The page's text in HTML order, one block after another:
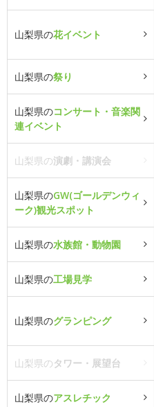
山梨県の花イベント
山梨県の祭り
山梨県のコンサート・音楽関
連イベント
山梨県の演劇・講演会
山梨県のGW(ゴールデンウィ
ーク)観光スポット
山梨県の水族館・動物園
山梨県の工場見学
山梨県のグランピング
山梨県のタワー・展望台
山梨県のアスレチック